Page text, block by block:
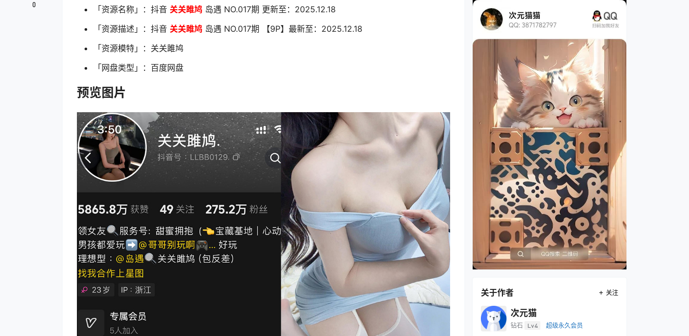
「资源名称」：抖音 关关雎鸠 岛遇 NO.017期 更新至：2025.12.18
「资源描述」：抖音 关关雎鸠 岛遇 NO.017期 【9P】最新至：2025.12.18
「资源模特」：关关雎鸠
「网盘类型」：百度网盘
预览图片
0
关于作者 关注
次元猫
钻石 Lv4 超级永久会员